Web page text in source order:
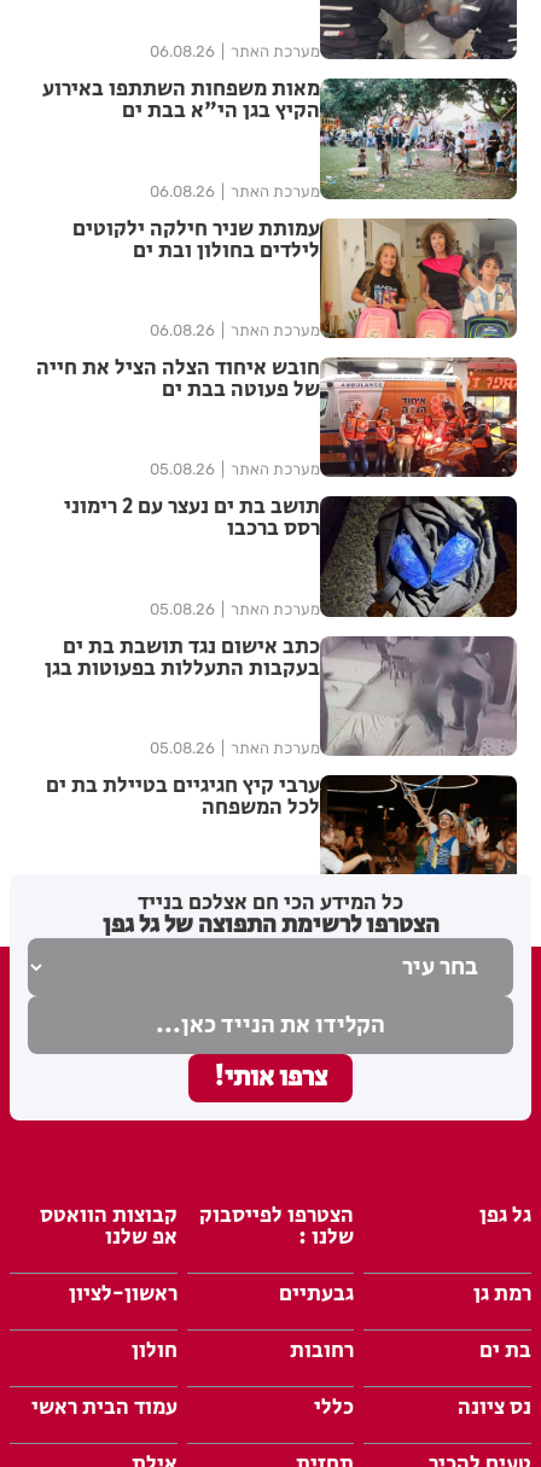
מערכת האתר 06.08.26
מאות משפחות השתתפו באירוע
הקיץ בגן הי"א בבת ים
מערכת האתר 06.08.26
עמותת שניר חילקה ילקוטים
לילדים בחולון ובת ים
מערכת האתר 06.08.26
חובש איחוד הצלה הציל את חייה
של פעוטה בבת ים
מערכת האתר 05.08.26
תושב בת ים נעצר עם 2 רימוני
רסס ברכבו
מערכת האתר 05.08.26
כתב אישום נגד תושבת בת ים
בעקבות התעללות בפעוטות בגן
מערכת האתר 05.08.26
ערבי קיץ חגיגיים בטיילת בת ים
לכל המשפחה
כל המידע הכי חם אצלכם בנייד
הצטרפו לרשימת התפוצה של גל גפן
גל גפן הצטרפו לפייסבוק
שלנו :
קבוצות הוואטס
אפ שלנו
רמת גן
גבעתיים
ראשון-לציון
בת ים
רחובות
חולון
נס ציונה
כללי
עמוד הבית ראשי